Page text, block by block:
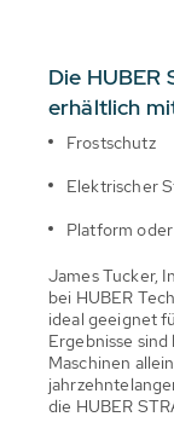
Die HUBER
erhältlich
Frostschutz
Elektrischer
Platform
James Tucker,
bei HUBER
ideal geeignet
Ergebnisse
Maschinen
die HUBER